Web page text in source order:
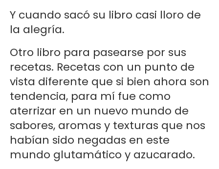
Y cuando sacó su libro casi lloro de
la alegría.
Otro libro para pasearse por sus
recetas. Recetas con un punto de
vista diferente que si bien ahora son
tendencia, para mí fue como
aterrizar en un nuevo mundo de
sabores, aromas y texturas que nos
habían sido negadas en este
mundo glutamático y azucarado.